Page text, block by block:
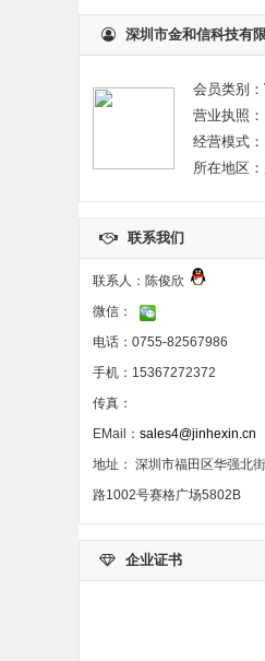
深圳市金和信科技有
会员类别
营业执照
经营模式
所在地区
联系我们
联系人：陈俊欣
微信：
电话：0755-82567986
手机：15367272372
传真：
EMail： sales4@jinhexin.cn
地址： 深圳市福田区华强北
路1002号赛格广场5802B
企业证书